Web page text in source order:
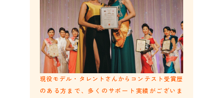
現役モデル・タレントさんからコンテスト受賞歴
のある方まで、多くのサポート実績がございま